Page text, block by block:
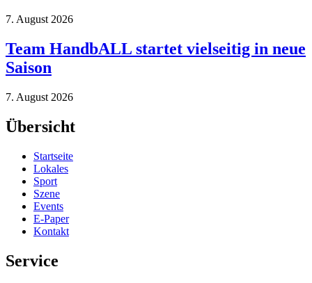
7. August 2026
Team HandbALL startet vielseitig in neue
Saison
7. August 2026
Übersicht
Startseite
Lokales
Sport
Szene
Events
E-Paper
Kontakt
Service